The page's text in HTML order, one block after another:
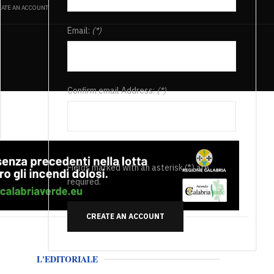
AN ACCOUNT
Email: (*)
Confirm email Address:(*)
Fields marked with an asterisk (*) are
required.
CREATE AN ACCOUNT
L'EDITORIALE